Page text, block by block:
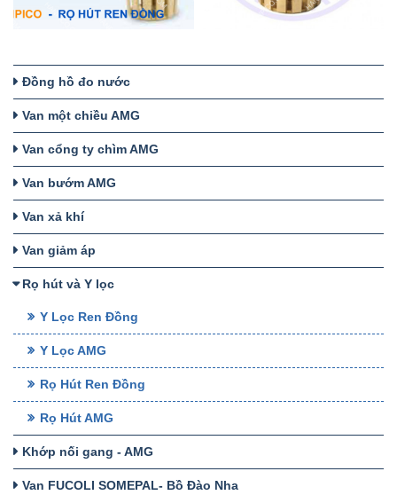
Đồng hồ đo nước
Van một chiều AMG
Van cổng ty chìm AMG
Van bướm AMG
Van xả khí
Van giảm áp
Rọ hút và Y lọc
Y Lọc Ren Đồng
Y Lọc AMG
Rọ Hút Ren Đồng
Rọ Hút AMG
Khớp nối gang - AMG
Van FUCOLI SOMEPAL- Bồ Đào Nha